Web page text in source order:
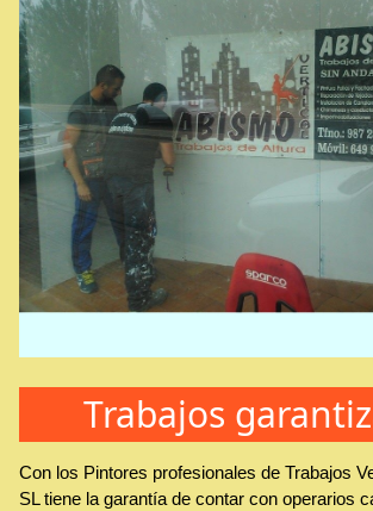
Trabajos
Con los Pintores profesionales de Trabajos
SL tiene la garantía de contar con operarios